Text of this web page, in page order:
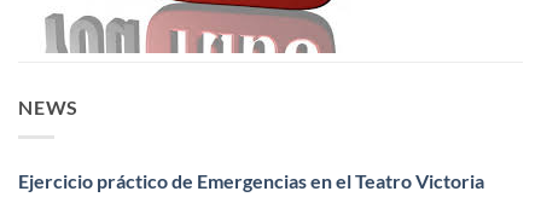
NEWS
Ejercicio práctico de Emergencias en el Teatro Victoria